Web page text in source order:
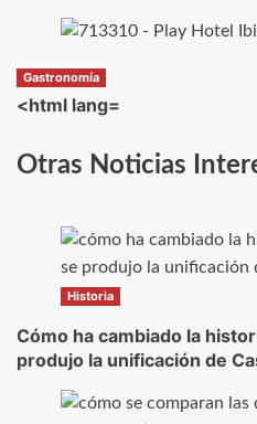
Gastronomía
<html lang=
Otras Noticias
Historia
Cómo ha cambiado la
produjo la unificación de